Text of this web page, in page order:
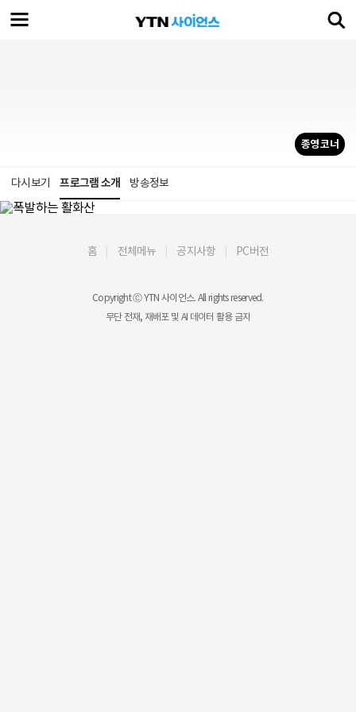
종영 코너
다시보기 프로그램 소개 방송정보
홈 전체메뉴 공지사항 PC버전
Copyright Ⓒ YTN 사이언스. All rights reserved.
무단 전재, 재배포 및 AI 데이터 활용 금지